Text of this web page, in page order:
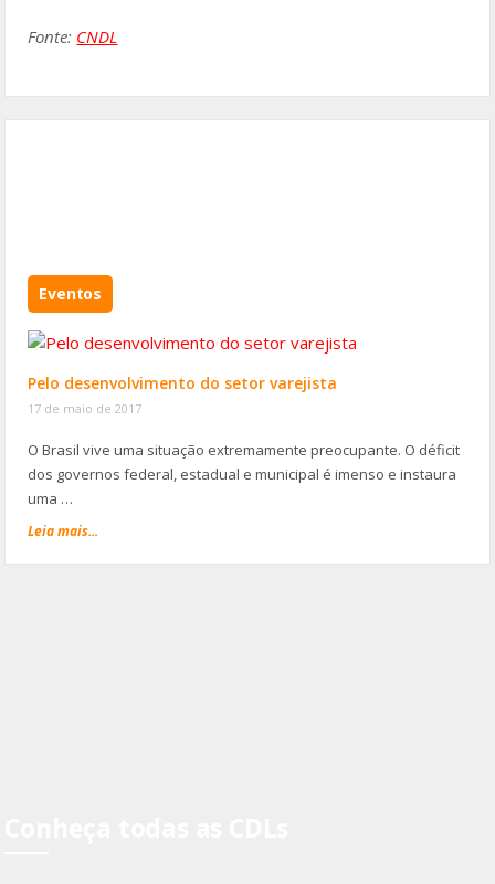
Fonte: CNDL
Eventos
Pelo desenvolvimento do setor varejista
17 de maio de 2017
O Brasil vive uma situação extremamente preocupante. O déficit
dos governos federal, estadual e municipal é imenso e instaura
uma …
Leia mais...